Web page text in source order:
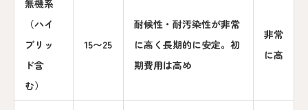
無機系
（ハイ
ブリッ
ド含
む）
15〜25
耐候性・耐汚染性が非常
に高く長期的に安定。初
期費用は高め
非常
に高